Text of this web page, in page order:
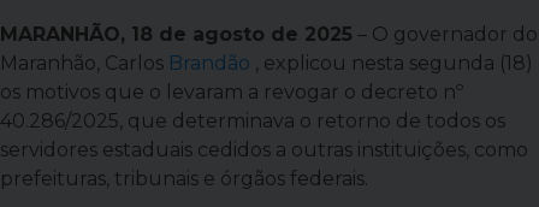
MARANHÃO, 18 de agosto de 2025 – O governador do
Maranhão, Carlos Brandão
, explicou nesta segunda (18)
os motivos que o levaram a revogar o decreto nº
40.286/2025, que determinava o retorno de todos os
servidores estaduais cedidos a outras instituições, como
prefeituras, tribunais e órgãos federais.